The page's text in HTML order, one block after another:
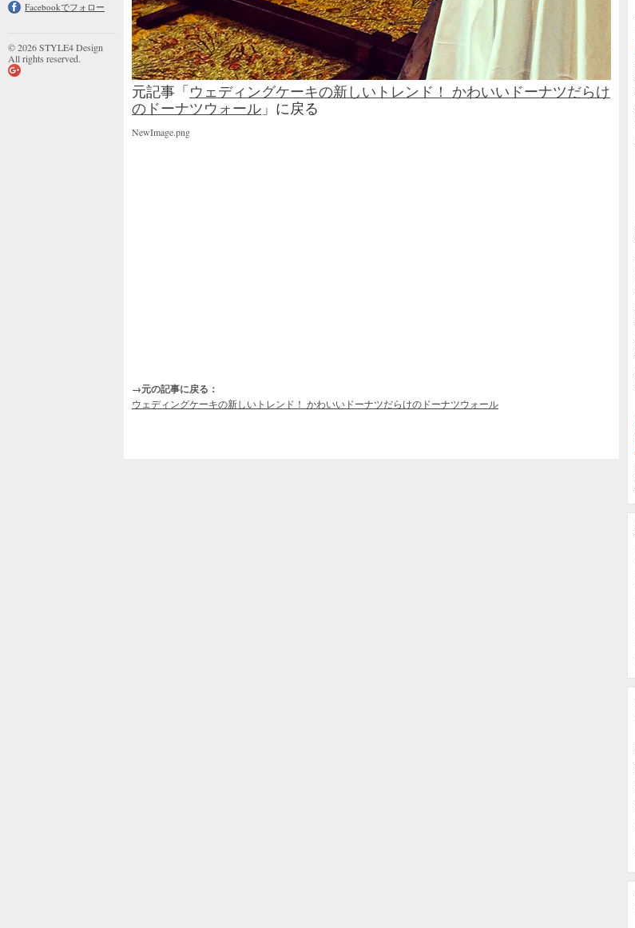
Facebookでフォロー
© 2026 STYLE4 Design
All rights reserved.
元記事「ウェディングケーキの新しいトレンド！ かわいいドーナツだらけ
のドーナツウォール 」に戻る
NewImage.png
→元の記事に戻る：
ウェディングケーキの新しいトレンド！ かわいいドーナツだらけのドーナツウォール